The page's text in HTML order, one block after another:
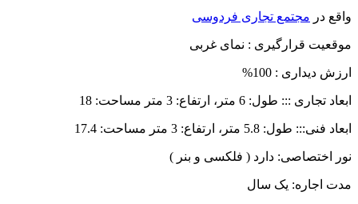
واقع در مجتمع تجاری فردوسی
موقعیت قرارگیری : نمای غربی
ارزش دیداری : 100%
ابعاد تجاری ::: طول: 6 متر، ارتفاع: 3 متر مساحت: 18
ابعاد فنی::: طول: 5.8 متر، ارتفاع: 3 متر مساحت: 17.4
نور اختصاصی: دارد ( فلکسی و بنر )
مدت اجاره: یک سال